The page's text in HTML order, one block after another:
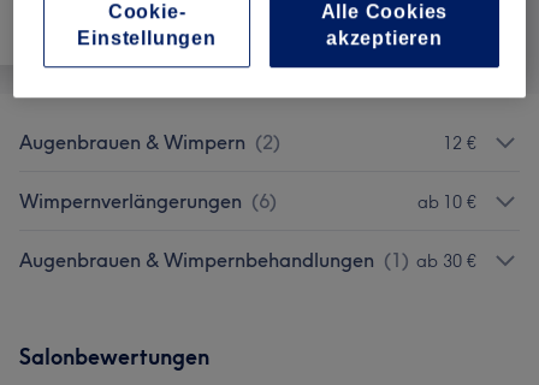
Gesicht
Augenbrauen & Wimpern (2) 12 €
Wimpernverlängerungen (6) ab 10 €
Augenbrauen & Wimpernbehandlungen (1) ab 30 €
Salonbewertungen
Cookie-
Einstellungen
Alle Cookies
akzeptieren